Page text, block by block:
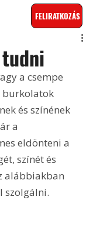
FELIRATKOZÁS
a csempe
burkolatok
és színének
a
eldönteni a
színét és
alábbiakban
szolgálni.